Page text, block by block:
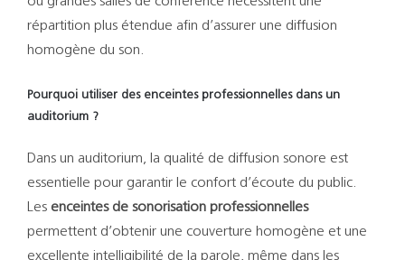
répartition plus étendue afin d’assurer une diffusion
homogène du son.
Pourquoi utiliser des enceintes professionnelles dans un
auditorium ?
Dans un auditorium, la qualité de diffusion sonore est
essentielle pour garantir le confort d’écoute du public.
Les enceintes de sonorisation professionnelles
permettent d’obtenir une couverture homogène et une
excellente intelligibilité de la parole, même dans les